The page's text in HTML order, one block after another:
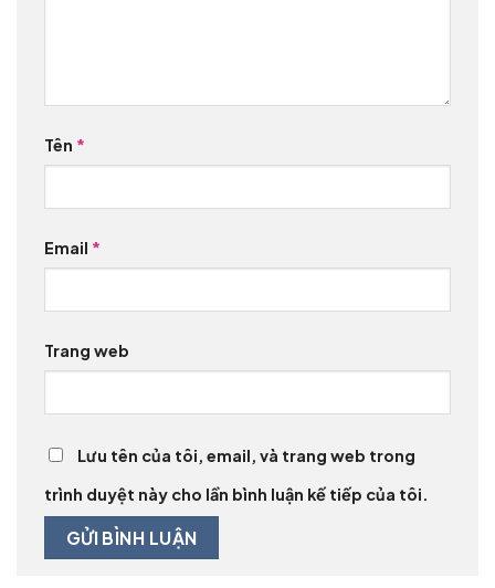
Tên *
Email *
Trang web
Lưu tên của tôi, email, và trang web trong
trình duyệt này cho lần bình luận kế tiếp của tôi.